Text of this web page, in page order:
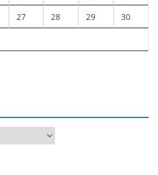
27 28 29 30